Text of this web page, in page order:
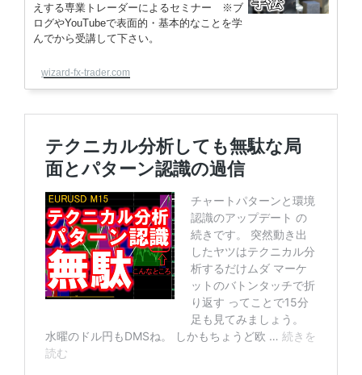
えする専業トレーダーによるセミナー ※ブ
ログやYouTubeで表面的・基本的なことを学
んでから受講して下さい。
wizard-fx-trader.com